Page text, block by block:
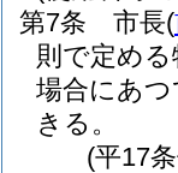
第7条
市長(
則で定め
場合にあ
きる。
(平17